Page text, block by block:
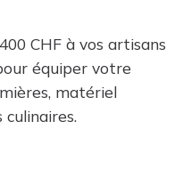
CHF à vos artisans
équiper votre
matériel